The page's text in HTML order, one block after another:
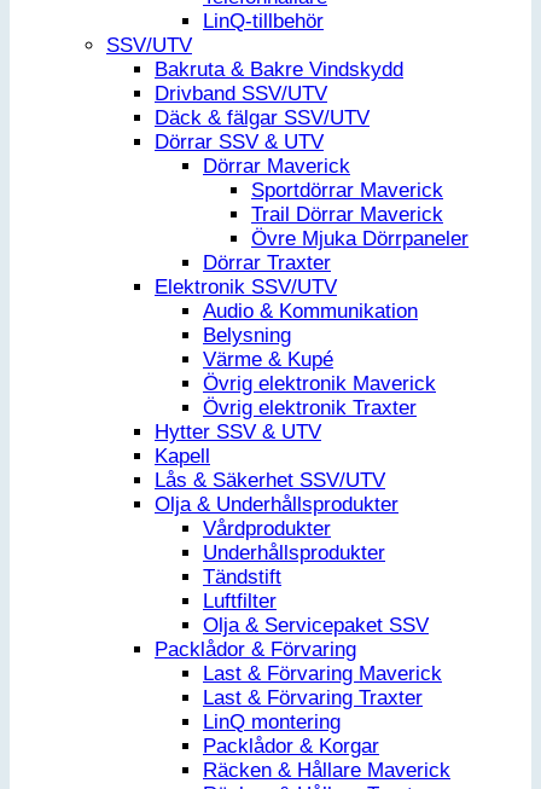
LinQ-tillbehör
SSV/UTV
Bakruta & Bakre Vindskydd
Drivband SSV/UTV
Däck & fälgar SSV/UTV
Dörrar SSV & UTV
Dörrar Maverick
Sportdörrar Maverick
Trail Dörrar Maverick
Övre Mjuka Dörrpaneler
Dörrar Traxter
Elektronik SSV/UTV
Audio & Kommunikation
Belysning
Värme & Kupé
Övrig elektronik Maverick
Övrig elektronik Traxter
Hytter SSV & UTV
Kapell
Lås & Säkerhet SSV/UTV
Olja & Underhållsprodukter
Vårdprodukter
Underhållsprodukter
Tändstift
Luftfilter
Olja & Servicepaket SSV
Packlådor & Förvaring
Last & Förvaring Maverick
Last & Förvaring Traxter
LinQ montering
Packlådor & Korgar
Räcken & Hållare Maverick